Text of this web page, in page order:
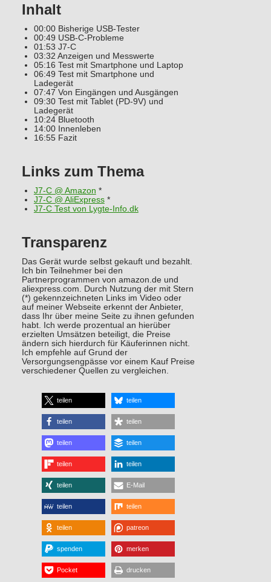
Inhalt
00:00 Bisherige USB-Tester
00:49 USB-C-Probleme
01:53 J7-C
03:32 Anzeigen und Messwerte
05:16 Test mit Smartphone und Laptop
06:49 Test mit Smartphone und
Ladegerät
07:47 Von Eingängen und Ausgängen
09:30 Test mit Tablet (PD-9V) und
Ladegerät
10:24 Bluetooth
14:00 Innenleben
16:55 Fazit
Links zum Thema
J7-C @ Amazon *
J7-C @ AliExpress*
J7-C Test von Lygte-Info.dk
Transparenz
Das Gerät wurde selbst gekauft und bezahlt.
Ich bin Teilnehmer bei den
Partnerprogrammen von amazon.de und
aliexpress.com. Durch Nutzung der mit Stern
(*) gekennzeichneten Links im Video oder
auf meiner Webseite erkennt der Anbieter,
dass Ihr über meine Seite zu ihnen gefunden
habt. Ich werde prozentual an hierüber
erzielten Umsätzen beteiligt, die Preise
ändern sich hierdurch für Käuferinnen nicht.
Ich empfehle auf Grund der
Versorgungsengpässe vor einem Kauf Preise
verschiedener Quellen zu vergleichen.
teilen teilen
teilen teilen
teilen teilen
teilen teilen
teilen E-Mail
teilen teilen
teilen patreon
spenden merken
Pocket drucken